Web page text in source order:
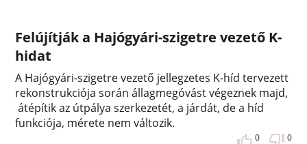
Felújítják a Hajógyári-szigetre vezető K-
hidat
A Hajógyári-szigetre vezető jellegzetes K-híd tervezett
rekonstrukciója során állagmegóvást végeznek majd,
átépítik az útpálya szerkezetét, a járdát, de a híd
funkciója, mérete nem változik.
0 0